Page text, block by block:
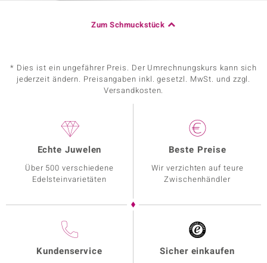
Zum Schmuckstück
* Dies ist ein ungefährer Preis. Der Umrechnungskurs kann sich
jederzeit ändern. Preisangaben inkl. gesetzl. MwSt. und zzgl.
Versandkosten.
Echte Juwelen
Über 500 verschiedene
Edelsteinvarietäten
Beste Preise
Wir verzichten auf teure
Zwischenhändler
Kundenservice Sicher einkaufen